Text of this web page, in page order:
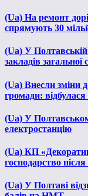
(Ua) На ремонт
спрямують 30
(Ua) У
закладів загальної
(Ua) Внесли зміни
громади: відбулася
(Ua) У
електростанцію
(Ua) КП
господарство після
(Ua) У Полтаві